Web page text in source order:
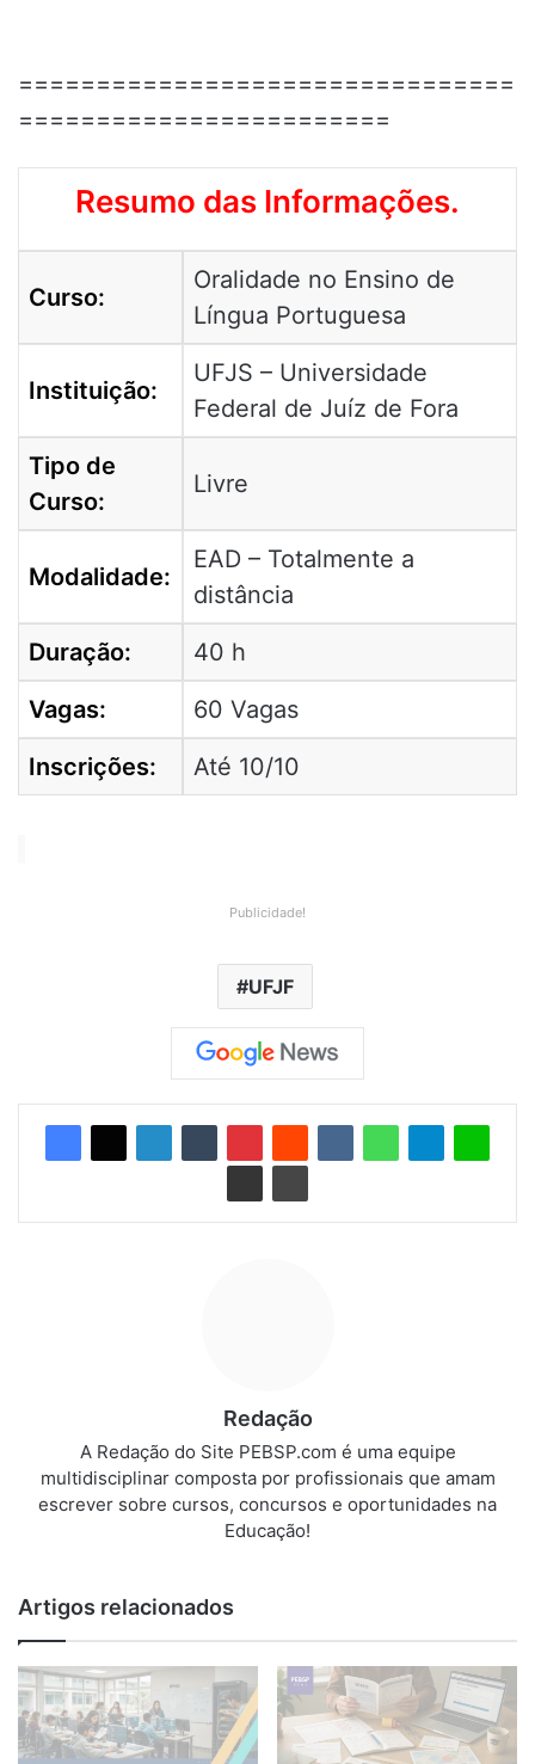
================================
========================
Resumo das Informações.
Curso:
Oralidade no Ensino de
Língua Portuguesa
Instituição:
UFJS – Universidade
Federal de Juíz de Fora
Tipo de
Curso:
Livre
Modalidade:
EAD – Totalmente a
distância
Duração:
40 h
Vagas:
60 Vagas
Inscrições:
Até 10/10
Publicidade!
UFJF
Redação
A Redação do Site PEBSP.com é uma equipe
multidisciplinar composta por profissionais que amam
escrever sobre cursos, concursos e oportunidades na
Educação!
Artigos relacionados